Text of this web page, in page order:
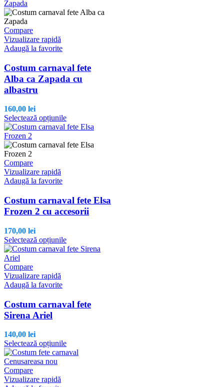
mai
alese
în
pagina
Compare
Vizualizare rapidă
Adaugă la favorite
Costum carnaval fete
Alba ca Zapada cu
albastru
160,00 lei
Selectează opțiunileAcest
produs
mai
alese
pagina
Compare
Vizualizare rapidă
Adaugă la favorite
Costum carnaval fete Elsa
Frozen 2 cu accesorii
170,00 lei
Selectează opțiunileAcest
produs
pot
fi
produsului.
Compare
Vizualizare rapidă
Adaugă la favorite
Costum carnaval fete
Sirena Ariel
140,00 lei
Selectează opțiunileAcest
produs
Compare
Vizualizare rapidă